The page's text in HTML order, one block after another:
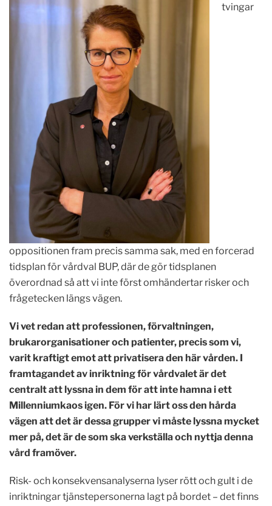
tvingar
oppositionen fram precis samma sak, med en forcerad
tidsplan för vårdval BUP, där de gör tidsplanen
överordnad så att vi inte först omhändertar risker och
frågetecken längs vägen.
Vi vet redan att professionen, förvaltningen,
brukarorganisationer och patienter, precis som vi,
varit kraftigt emot att privatisera den här vården. I
framtagandet av inriktning för vårdvalet är det
centralt att lyssna in dem för att inte hamna i ett
Millenniumkaos igen. För vi har lärt oss den hårda
vägen att det är dessa grupper vi måste lyssna mycket
mer på, det är de som ska verkställa och nyttja denna
vård framöver.
Risk- och konsekvensanalyserna lyser rött och gult i de
inriktningar tjänstepersonerna lagt på bordet – det finns